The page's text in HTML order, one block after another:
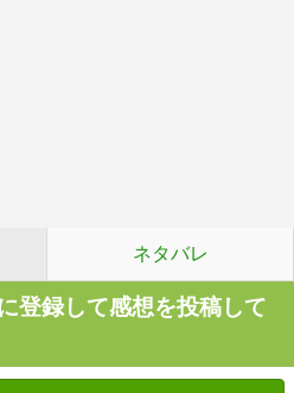
ネタバレ
登録して感想を投稿して